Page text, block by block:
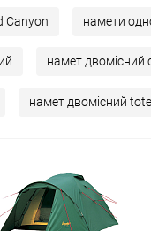
Canyon намети
намет двомісний
намет двомісний